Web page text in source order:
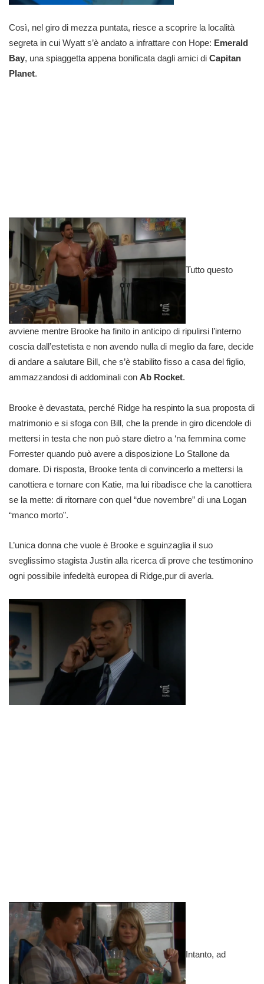
Così, nel giro di mezza puntata, riesce a scoprire la località
segreta in cui Wyatt s’è andato a infrattare con Hope: Emerald
Bay, una spiaggetta appena bonificata dagli amici di Capitan
Planet.
Tutto questo
avviene mentre Brooke ha finito in anticipo di ripulirsi l’interno
coscia dall’estetista e non avendo nulla di meglio da fare, decide
di andare a salutare Bill, che s’è stabilito fisso a casa del figlio,
ammazzandosi di addominali con Ab Rocket.
Brooke è devastata, perché Ridge ha respinto la sua proposta di
matrimonio e si sfoga con Bill, che la prende in giro dicendole di
mettersi in testa che non può stare dietro a ‘na femmina come
Forrester quando può avere a disposizione Lo Stallone da
domare. Di risposta, Brooke tenta di convincerlo a mettersi la
canottiera e tornare con Katie, ma lui ribadisce che la canottiera
se la mette: di ritornare con quel “due novembre” di una Logan
“manco morto”.
L’unica donna che vuole è Brooke e sguinzaglia il suo
sveglissimo stagista Justin alla ricerca di prove che testimonino
ogni possibile infedeltà europea di Ridge,pur di averla.
Intanto, ad